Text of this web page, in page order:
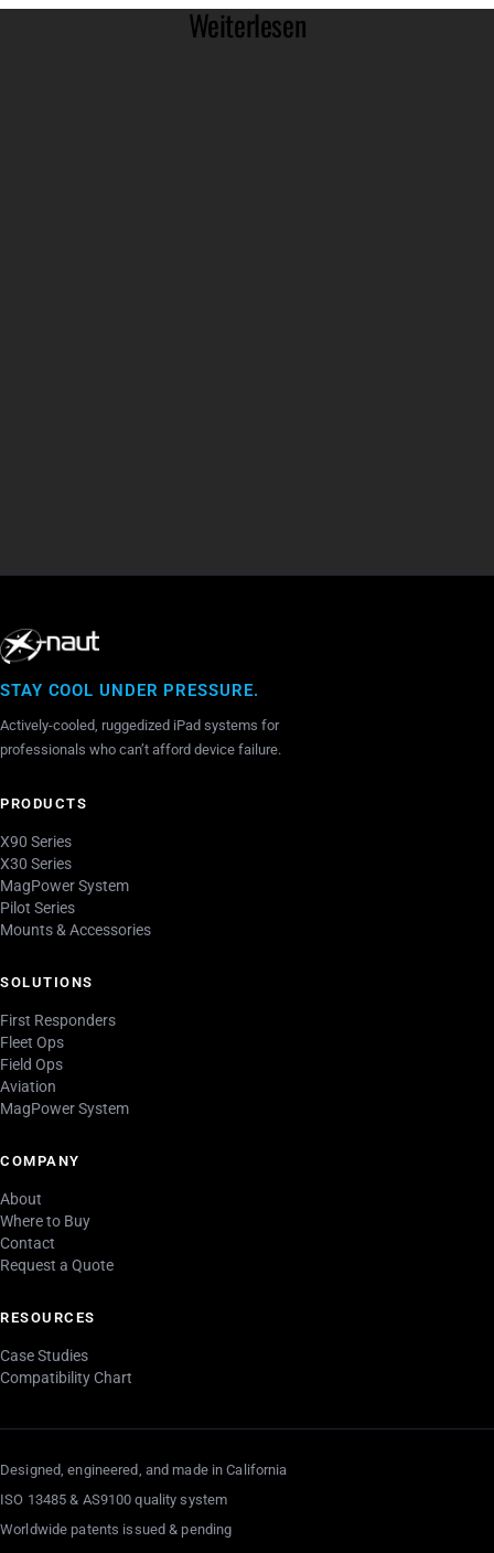
Weiterlesen
STAY COOL UNDER PRESSURE.
Actively-cooled, ruggedized iPad systems for
professionals who can’t afford device failure.
PRODUCTS
X90 Series
X30 Series
MagPower System
Pilot Series
Mounts & Accessories
SOLUTIONS
First Responders
Fleet Ops
Field Ops
Aviation
MagPower System
COMPANY
About
Where to Buy
Contact
Request a Quote
RESOURCES
Case Studies
Compatibility Chart
Designed, engineered, and made in California
ISO 13485 & AS9100 quality system
Worldwide patents issued & pending